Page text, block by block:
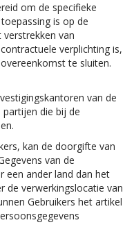
om de specifieke
is op de
van
verplichting is,
te sluiten.
van de
partijen die bij de
kan de doorgifte van
van de
een ander land dan het
de verwerkingslocatie van
Gebruikers het artikel